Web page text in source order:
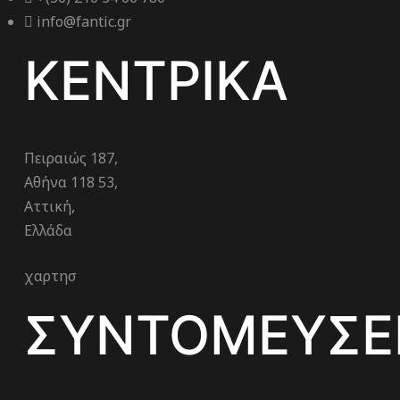
info@fantic.gr
ΚΕΝΤΡΙΚΑ
Πειραιώς 187,
Αθήνα 118 53,
Αττική,
Ελλάδα
χαρτησ